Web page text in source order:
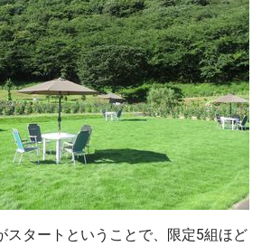
スタートということで、限定5組ほど